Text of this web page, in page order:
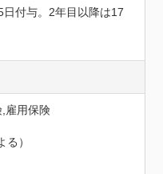
付与。2年目以降は17
雇用保険
）